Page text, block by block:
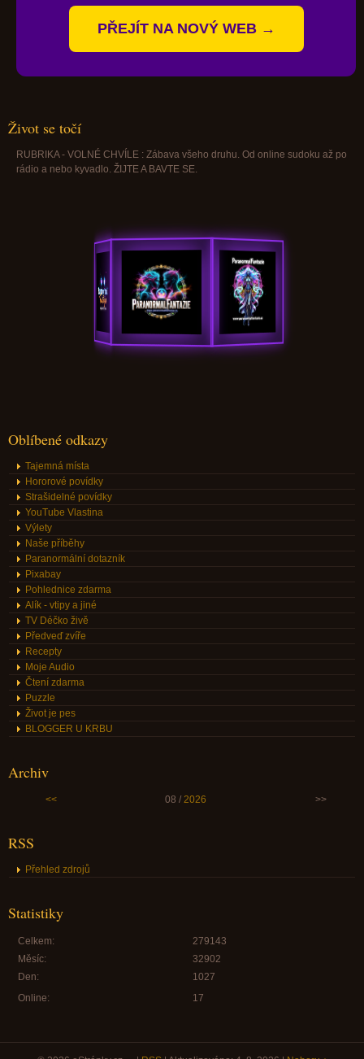
PŘEJÍT NA NOVÝ WEB →
Život se točí
RUBRIKA - VOLNÉ CHVÍLE : Zábava všeho druhu. Od online sudoku až po
rádio a nebo kyvadlo. ŽIJTE A BAVTE SE.
Oblíbené odkazy
Tajemná místa
Hororové povídky
Strašidelné povídky
YouTube Vlastina
Výlety
Naše příběhy
Paranormální dotazník
Pixabay
Pohlednice zdarma
Alík - vtipy a jiné
TV Déčko živě
Předveď zvíře
Recepty
Moje Audio
Čtení zdarma
Puzzle
Život je pes
BLOGGER U KRBU
Archiv
<< 08 / 2026 >>
RSS
Přehled zdrojů
Statistiky
Online: 17
Celkem:
279143
Měsíc:
32902
Den:
1027